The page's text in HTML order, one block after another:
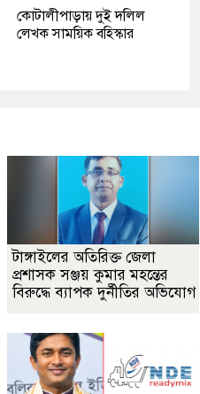
কোটালীপাড়ায় দুই দলিল
লেখক সাময়িক বহিস্কার
টাঙ্গাইলের অতিরিক্ত জেলা
প্রশাসক সঞ্জয় কুমার মহন্তের
বিরুদ্ধে ব্যাপক দুর্নীতির অভিযোগ